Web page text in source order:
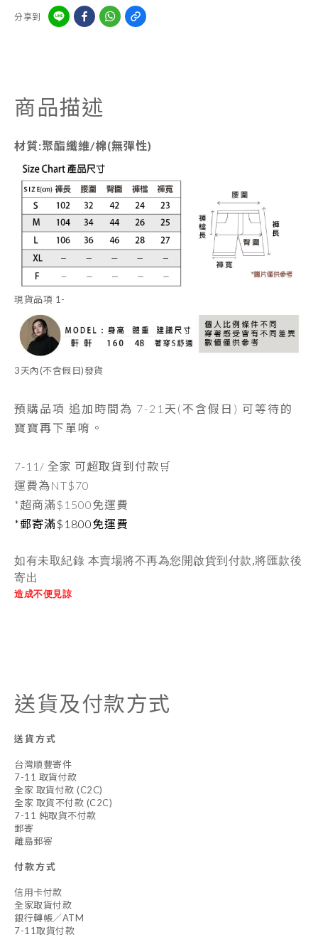
分享到
商品描述
材質:聚酯纖維/棉(無彈性)
現貨品項 1-
3天內(不含假日)發貨
預購品項 追加時間為 7-21天 (不含假日) 可等待的
寶寶再下單唷。
7-11/ 全家 可超取貨到付款🛒
運費為NT$70
*超商滿$1500免運費
*郵寄滿$1800免運費
如有未取紀錄 本賣場將不再為您開啟貨到付款,將匯款後
寄出
造成不便見諒
送貨及付款方式
送貨方式
台灣順豐寄件
7-11 取貨付款
全家 取貨付款 (C2C)
全家 取貨不付款 (C2C)
7-11 純取貨不付款
郵寄
離島郵寄
付款方式
信用卡付款
全家取貨付款
銀行轉帳／ATM
7-11取貨付款